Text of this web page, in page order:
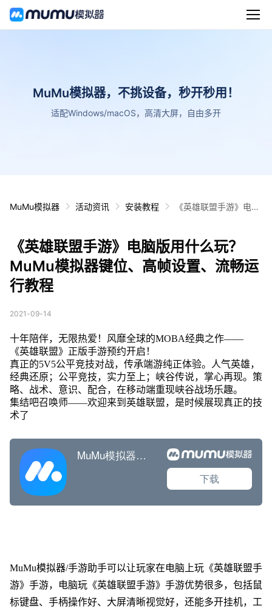
MuMu模拟器，不挑设备，秒开秒用！
适配Windows/macOS，高清大屏，自由多开
MuMu模拟器 活动资讯 安装教程
《英雄联盟手游》电脑
流畅运行教程
《英雄联盟手游》电脑版用什么玩？
MuMu模拟器键位、高帧设置、流畅运
行教程
2021-09-14
十年陪伴，无限热爱！风靡全球的MOBA经典之作——
《英雄联盟》正版手游预约开启！
真正的5V5公平竞技对战，传承端游纯正体验。人气英雄，
经典还原；公平竞技，实力至上；峡谷传说，掌心再现。策
略、战术、意识、配合，在移动端重现峡谷战场乐趣。
集结吧召唤师——欢迎来到英雄联盟，是时候展现真正的技
术了
MuMu模拟器/手游助手可以让玩家在电脑上玩《英雄联盟手
游》手游，电脑玩《英雄联盟手游》手游优势很多，包括鼠
标键盘、手柄操作好、大屏清晰视觉好，还能多开挂机，工